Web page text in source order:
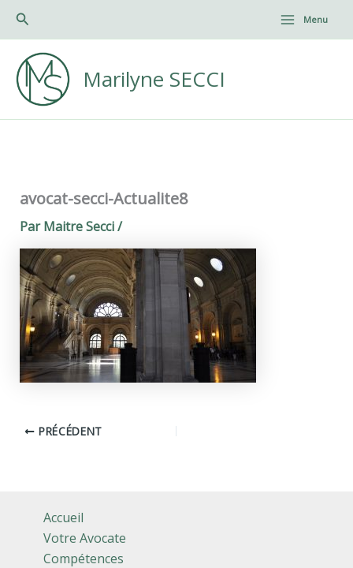
Aller
contenu
Rechercher
Main
Menu
Marilyne SECCI
avocat-secci-Actualite8
ParMaitre Secci/
PRÉCÉDENT
Accueil
Votre Avocate
Compétences